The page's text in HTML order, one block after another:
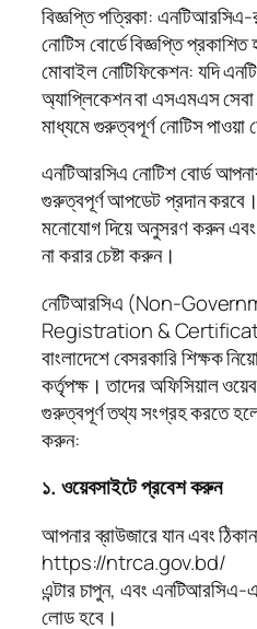
বিজ্ঞপ্তি পত্রিকা:
নোটিস বোর্ডে বিজ্ঞপ্তি প্রকাশিত
মোবাইল নোটিফিকেশন: যদি
অ্যাপ্লিকেশন বা এসএমএস
মাধ্যমে গুরুত্বপূর্ণ নোটিস পাওয়া
এনটিআরসিএ নোটিশ বোর্ড
গুরুত্বপূর্ণ আপডেট প্রদান করবে।
মনোযোগ দিয়ে অনুসরণ করুন
না করার চেষ্টা করুন।
নেটিআরসিএ (Non-
Registration &
বাংলাদেশে বেসরকারি শিক্ষক
কর্তৃপক্ষ। তাদের অফিসিয়াল
গুরুত্বপূর্ণ তথ্য সংগ্রহ করতে
করুন:
১. ওয়েবসাইটে প্রবেশ করুন
আপনার ব্রাউজারে যান এবং
https://ntrca.gov.bd/
এন্টার চাপুন, এবং এনটিআরসিএ-
লোড হবে।